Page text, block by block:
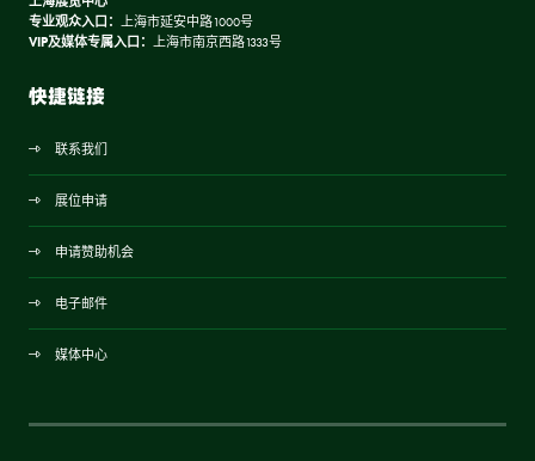
专业观众入口：
上海市延安中路1000号
VIP及媒体专属入口：
上海市南京西路1333号
快捷链接
联系我们
展位申请
申请赞助机会
电子邮件
媒体中心